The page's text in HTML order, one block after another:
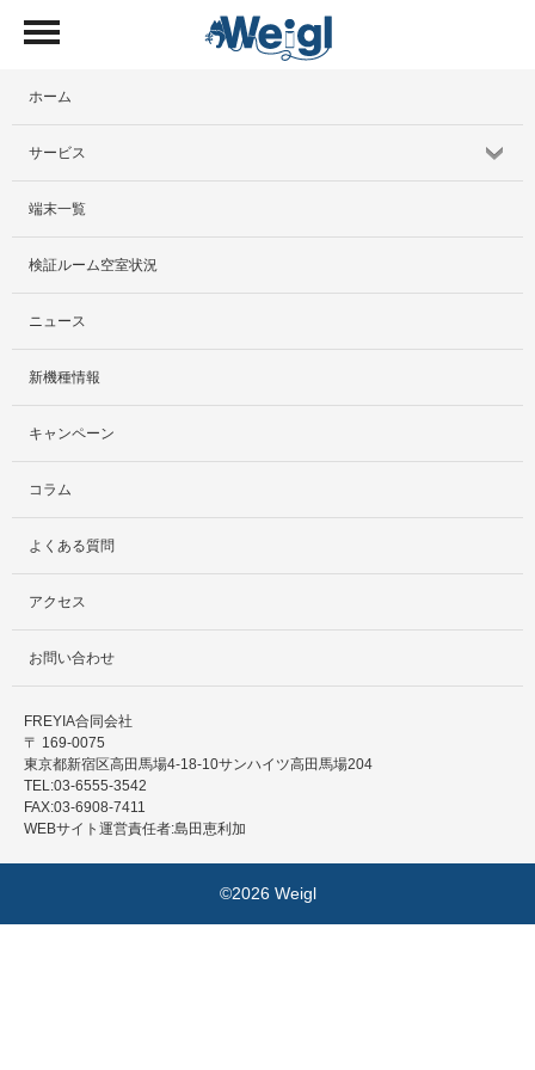
ホーム
サービス
サービス紹介
社外貸出プラン
検証ルーム
料金プラン
レンタルルームプラン
お手軽検証パック
端末一覧
検証ルーム空室状況
ニュース
新機種情報
キャンペーン
コラム
よくある質問
アクセス
お問い合わせ
FREYIA合同会社
〒 169-0075
東京都新宿区高田馬場4-18-10サンハイツ高田馬場204
TEL:03-6555-3542
FAX:03-6908-7411
WEBサイト運営責任者:島田恵利加
©2026 Weigl